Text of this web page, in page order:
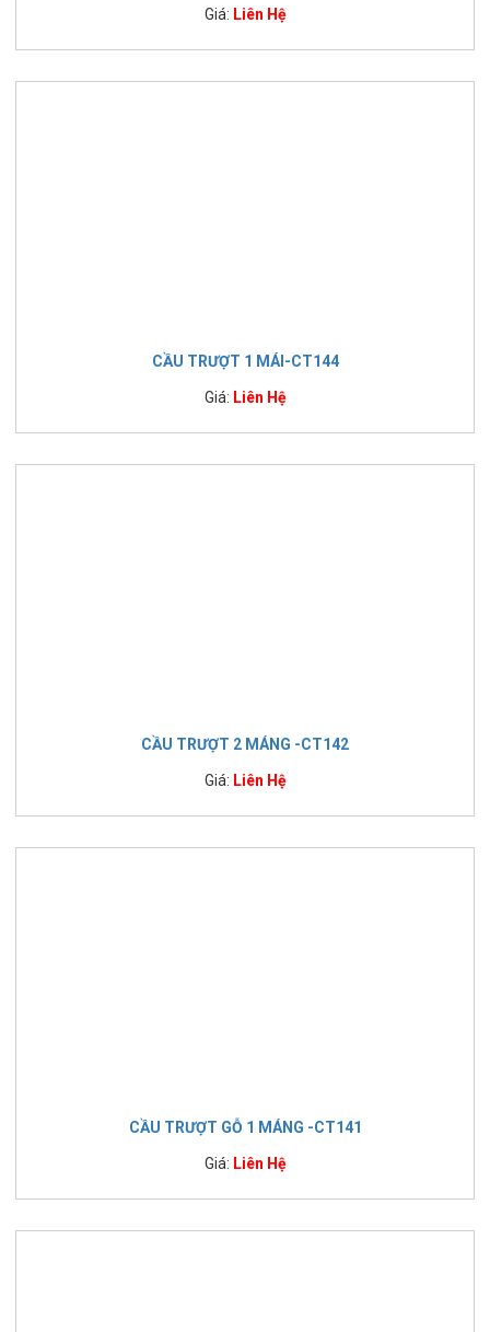
Giá: Liên Hệ
CẦU TRƯỢT 1 MÁI-CT144
Giá: Liên Hệ
CẦU TRƯỢT 2 MÁNG -CT142
Giá: Liên Hệ
CẦU TRƯỢT GỖ 1 MÁNG -CT141
Giá: Liên Hệ